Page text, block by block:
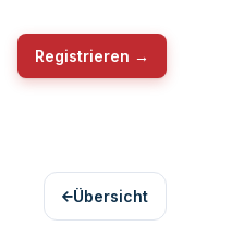
Registrieren →
Übersicht